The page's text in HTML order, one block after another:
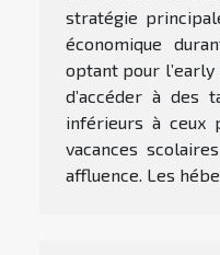
stratégie
économique
optant pour
d’accéder à des
inférieurs à ceux
vacances
affluence. Les